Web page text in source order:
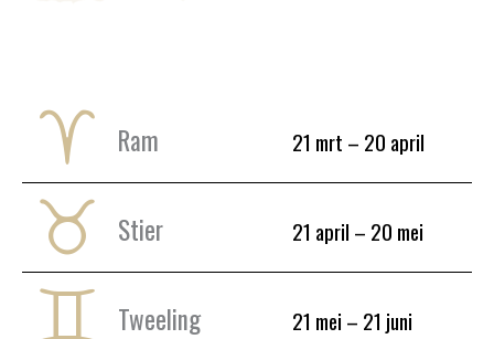
Ram 21 mrt – 20 april
Stier 21 april – 20 mei
Tweeling 21 mei – 21 juni